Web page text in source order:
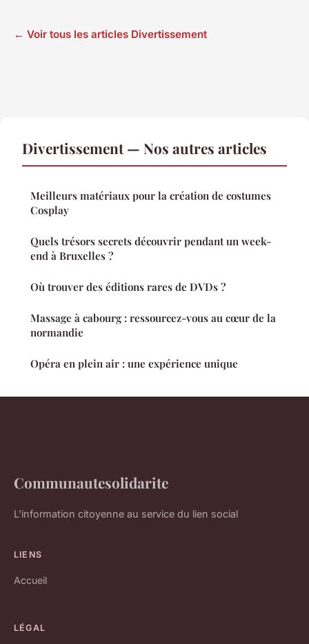
← Voir tous les articles Divertissement
Divertissement — Nos autres articles
Meilleurs matériaux pour la création de costumes
Cosplay
Quels trésors secrets découvrir pendant un week-
end à Bruxelles ?
Où trouver des éditions rares de DVDs ?
Massage à cabourg : ressourcez-vous au cœur de la
normandie
Opéra en plein air : une expérience unique
Communautesolidarite
L'information citoyenne au service du lien social
LIENS
Accueil
LÉGAL